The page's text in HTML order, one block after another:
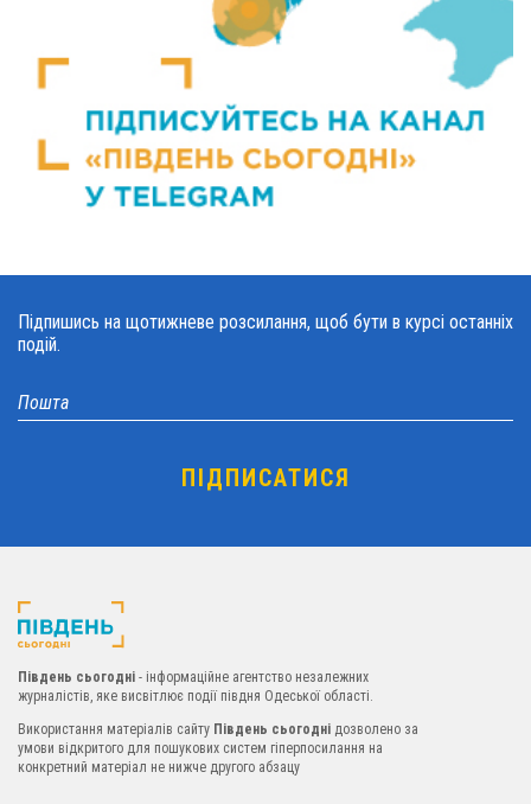
Підпишись на щотижневе розсилання, щоб бути в курсі останніх
подій.
Південь сьогодні - інформаційне агентство незалежних
журналістів, яке висвітлює події півдня Одеської області.
Використання матеріалів сайту Південь сьогодні дозволено за
умови відкритого для пошукових систем гіперпосилання на
конкретний матеріал не нижче другого абзацу